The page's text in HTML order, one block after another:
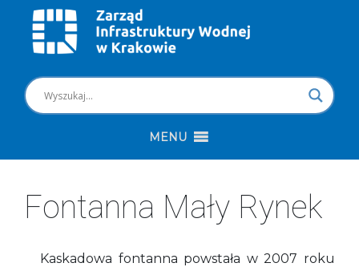
MENU
Fontanna Mały Rynek
Kaskadowa fontanna powstała w 2007 roku